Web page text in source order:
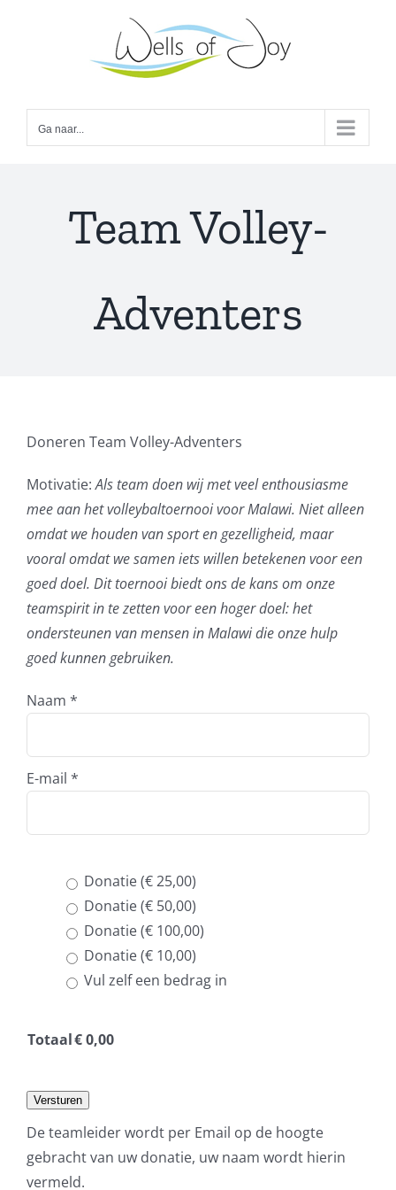
Ga naar...
Team Volley-
Adventers
Doneren Team Volley-Adventers
Motivatie:Als team doen wij met veel enthousiasme
mee aan het volleybaltoernooi voor Malawi. Niet alleen
omdat we houden van sport en gezelligheid, maar
vooral omdat we samen iets willen betekenen voor een
goed doel. Dit toernooi biedt ons de kans om onze
teamspirit in te zetten voor een hoger doel: het
ondersteunen van mensen in Malawi die onze hulp
goed kunnen gebruiken.
Naam *
E-mail *
Donatie (€ 25,00)
Donatie (€ 50,00)
Donatie (€ 100,00)
Donatie (€ 10,00)
Vul zelf een bedrag in
Totaal€0,00
Versturen
De teamleider wordt per Email op de hoogte
gebracht van uw donatie, uw naam wordt hierin
vermeld.